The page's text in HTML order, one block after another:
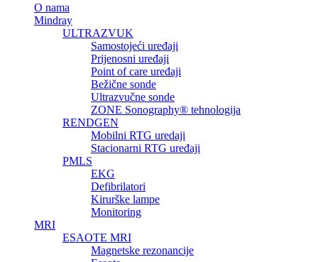
O nama
Mindray
ULTRAZVUK
Samostojeći uređaji
Prijenosni uređaji
Point of care uređaji
Bežične sonde
Ultrazvučne sonde
ZONE Sonography® tehnologija
RENDGEN
Mobilni RTG uredaji
Stacionarni RTG uređaji
PMLS
EKG
Defibrilatori
Kirurške lampe
Monitoring
MRI
ESAOTE MRI
Magnetske rezonancije